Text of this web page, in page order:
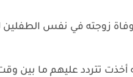
زوجته في نفس الطفلين
تتردد عليهم ما بين